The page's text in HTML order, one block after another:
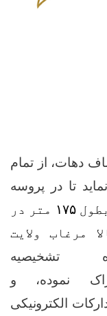
دهات، از تمام
تا در پروسه
۱۷۵ متر در
مرغاب ولایت
تشخیصیه
نموده، و
الکترونیکی